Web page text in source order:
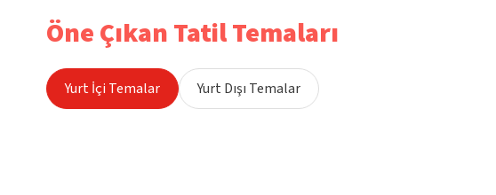
Öne Çıkan Tatil Temaları
Yurt İçi Temalar Yurt Dışı Temalar